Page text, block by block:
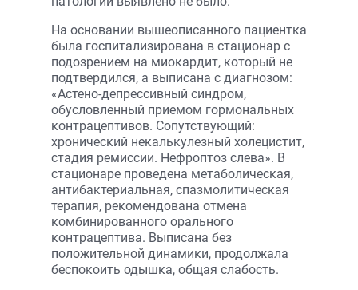
На основании вышеописанного пациентка
была госпитализирована в стационар с
подозрением на миокардит, который не
подтвердился, а выписана с диагнозом:
«Астено-депрессивный синдром,
обусловленный приемом гормональных
контрацептивов. Сопутствующий:
хронический некалькулезный холецистит,
стадия ремиссии. Нефроптоз слева». В
стационаре проведена метаболическая,
антибактериальная, спазмолитическая
терапия, рекомендована отмена
комбинированного орального
контрацептива. Выписана без
положительной динамики, продолжала
беспокоить одышка, общая слабость.